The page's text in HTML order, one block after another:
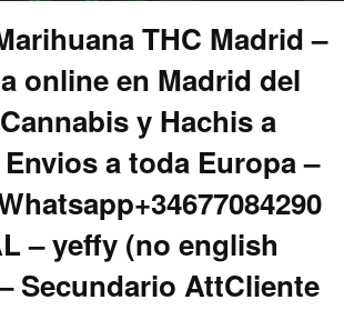
THC Madrid –
online en Madrid del
y Hachis a
a toda Europa –
– yeffy (no english
Secundario AttCliente